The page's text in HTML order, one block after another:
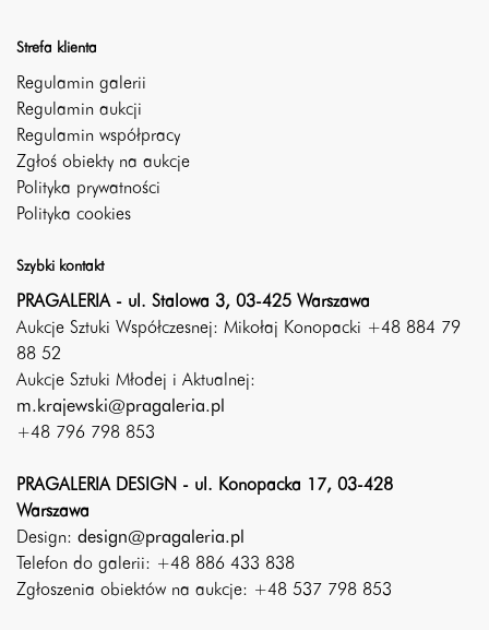
Strefa klienta
Regulamin galerii
Regulamin aukcji
Regulamin współpracy
Zgłoś obiekty na aukcje
Polityka prywatności
Polityka cookies
Szybki kontakt
PRAGALERIA - ul. Stalowa 3, 03-425 Warszawa
Aukcje Sztuki Współczesnej: Mikołaj Konopacki +48 884 79
88 52
Aukcje Sztuki Młodej i Aktualnej:
m.krajewski@pragaleria.pl
+48 796 798 853
PRAGALERIA DESIGN - ul. Konopacka 17, 03-428
Warszawa
Design: design@pragaleria.pl
Telefon do galerii: +48 886 433 838
Zgłoszenia obiektów na aukcje: +48 537 798 853